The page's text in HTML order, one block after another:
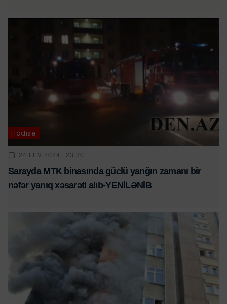
Hadisə
24 FEV 2024 | 23:30
Sarayda MTK binasında güclü yanğın zamanı bir
nəfər yanıq xəsarəti alıb-YENİLƏNİB